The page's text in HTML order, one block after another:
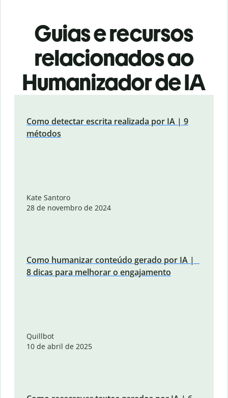
Guias e recursos
relacionados ao
Humanizador de IA
Como detectar escrita realizada por IA | 9
métodos
Kate Santoro
28 de novembro de 2024
Como humanizar conteúdo gerado por IA |
8 dicas para melhorar o engajamento
Quillbot
10 de abril de 2025